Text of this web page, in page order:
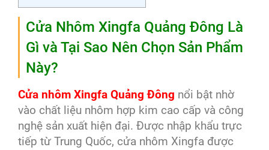
Cửa Nhôm Xingfa Quảng Đông Là
Gì và Tại Sao Nên Chọn Sản Phẩm
Này?
Cửa nhôm Xingfa Quảng Đông nổi bật nhờ
vào chất liệu nhôm hợp kim cao cấp và công
nghệ sản xuất hiện đại. Được nhập khẩu trực
tiếp từ Trung Quốc, cửa nhôm Xingfa được